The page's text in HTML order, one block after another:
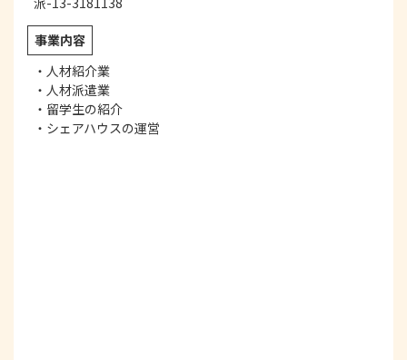
事業内容
・人材紹介業
・人材派遣業
・留学生の紹介
・シェアハウスの運営